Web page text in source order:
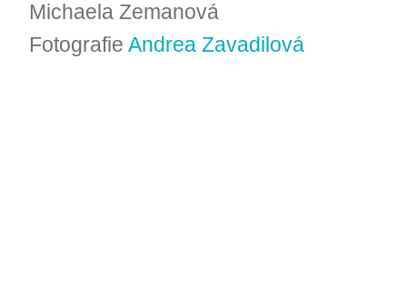
Michaela Zemanová
Fotografie Andrea Zavadilová